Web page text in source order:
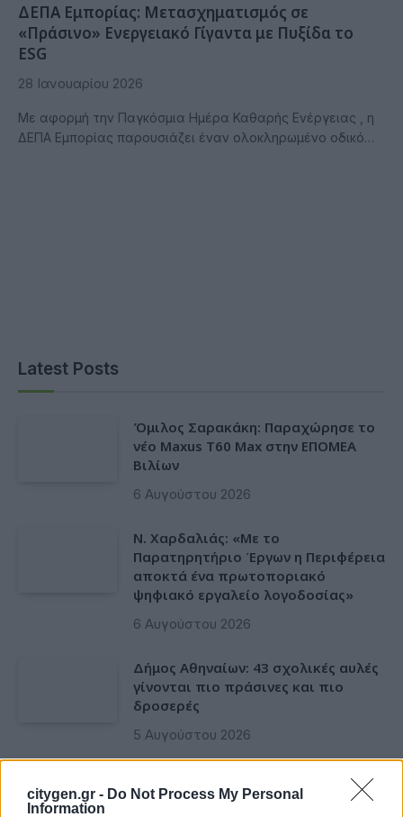
citygen.gr - Do Not Process My Personal
Information
ΔΕΠΑ Εμπορίας: Μετασχηματισμός σε
«Πράσινο» Ενεργειακό Γίγαντα με Πυξίδα το
ESG
28 Ιανουαρίου 2026
Με αφορμή την Παγκόσμια Ημέρα Καθαρής Ενέργειας , η
ΔΕΠΑ Εμπορίας παρουσιάζει έναν ολοκληρωμένο οδικό…
Latest Posts
Όμιλος Σαρακάκη: Παραχώρησε το
νέο Maxus T60 Max στην ΕΠΟΜΕΑ
Βιλίων
6 Αυγούστου 2026
Ν. Χαρδαλιάς: «Με το
Παρατηρητήριο Έργων η Περιφέρεια
αποκτά ένα πρωτοποριακό
ψηφιακό εργαλείο λογοδοσίας»
6 Αυγούστου 2026
Δήμος Αθηναίων: 43 σχολικές αυλές
γίνονται πιο πράσινες και πιο
δροσερές
5 Αυγούστου 2026
Η FARIA Renewables προχώρησε
στην ηλεκτροδότηση του αιολικού